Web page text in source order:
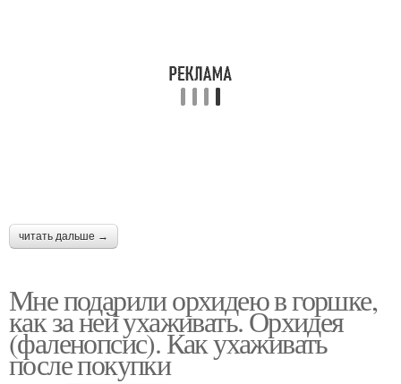
читать дальше →
Мне подарили орхидею в горшке,
как за ней ухаживать. Орхидея
(фаленопсис). Как ухаживать
после покупки